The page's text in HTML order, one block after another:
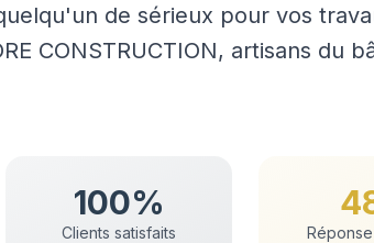
de sérieux pour vos
CONSTRUCTION, artisans du
100%
Clients satisfaits